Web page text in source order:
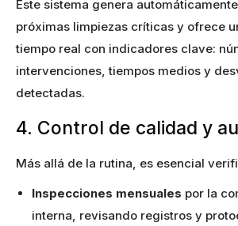
Este sistema genera
próximas limpiezas críticas y ofrece
tiempo real con indicadores clave:
intervenciones, tiempos medios y
detectadas.
4. Control de calidad y
Más allá de la rutina, es esencial
Inspecciones mensuales por la
interna, revisando registros y